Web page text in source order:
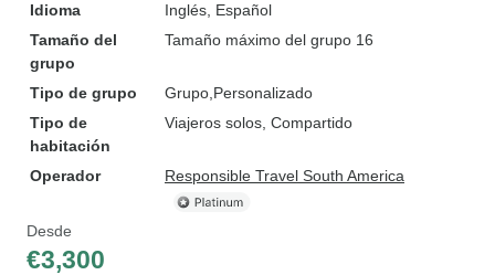
Idioma
Inglés, Español
Tamaño del
grupo
Tamaño máximo del grupo 16
Tipo de grupo Grupo Personalizado
Tipo de
habitación
Viajeros solos, Compartido
Operador Responsible Travel South America
Desde
€3,300